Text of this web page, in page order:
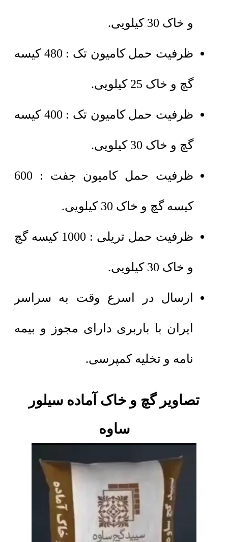
و خاک 30 کیلویی.
ظرفیت حمل کامیون تک : 480 کیسه
گچ و خاک 25 کیلویی.
ظرفیت حمل کامیون تک : 400 کیسه
گچ و خاک 30 کیلویی.
ظرفیت حمل کامیون جفت : 600
کیسه گچ و خاک 30 کیلویی.
ظرفیت حمل تریلی : 1000 کیسه گچ
و خاک 30 کیلویی.
ارسال در اسرع وقت به سراسر
ایران با باربری دارای مجوز و بیمه
نامه و تخلیه کمپرسی.
تصاویر گچ و خاک آماده سیلور
ساوه